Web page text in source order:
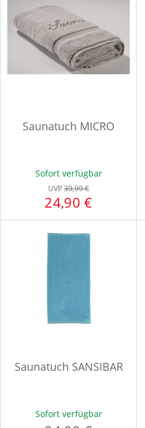
Saunatuch MICRO
Sofort verfügbar
UVP39,99 €
24,90 €
Saunatuch SANSIBAR
Sofort verfügbar